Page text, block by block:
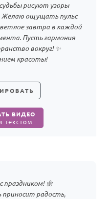
рисуют узоры
Желаю ощущать пульс
завтра в каждой
Пусть гармония
вокруг! ✨
красоты!
ВИДЕО
текстом
праздником! 🌼
радость,